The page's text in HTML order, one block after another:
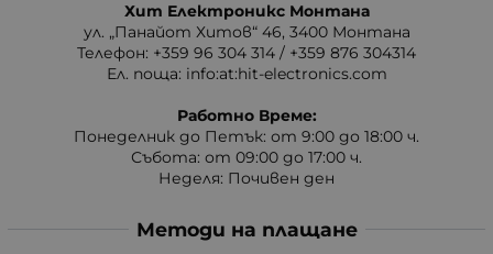
Хит Електроникс Монтана
ул. „Панайот Хитов“ 46, 3400 Монтана
Телефон: +359 96 304 314 / +359 876 304314
Ел. поща: info:at:hit-electronics.com
Работно Време:
Понеделник до Петък: от 9:00 до 18:00 ч.
Събота: от 09:00 до 17:00 ч.
Неделя: Почивен ден
Методи на плащане